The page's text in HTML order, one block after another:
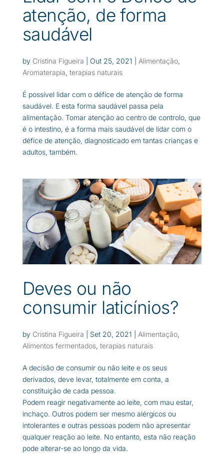
atenção, de forma
saudável
by Cristina Figueira Out 25, 2021 Alimentação,
Aromaterapia, terapias naturais
É possível lidar com o défice de atenção de forma
saudável. E esta forma saudável passa pela
alimentação. Tomar atenção ao centro de controlo, que
é o intestino, é a forma mais saudável de lidar com o
défice de atenção, diagnosticado em tantas crianças e
adultos, também.
Deves ou não
consumir laticínios?
by Cristina Figueira Set 20, 2021 Alimentação,
Alimentos fermentados, terapias naturais
A decisão de consumir ou não leite e os seus
derivados, deve levar, totalmente em conta, a
constituição de cada pessoa.
Podem reagir negativamente ao leite, com mau estar,
inchaço. Outros podem ser mesmo alérgicos ou
intolerantes e outras pessoas podem não apresentar
qualquer reação ao leite. No entanto, esta não reação
pode alterar-se ao longo da vida.